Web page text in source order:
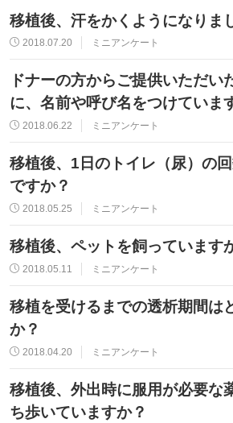
移植後、汗をかくようになりま
2018.07.20 ミニアンケート
ドナーの方からご提供いただい
に、名前や呼び名をつけていま
2018.06.22 ミニアンケート
移植後、1日のトイレ（尿）の
ですか？
2018.05.25 ミニアンケート
移植後、ペットを飼っています
2018.05.11 ミニアンケート
移植を受けるまでの透析期間は
か？
2018.04.20 ミニアンケート
移植後、外出時に服用が必要な
ち歩いていますか？